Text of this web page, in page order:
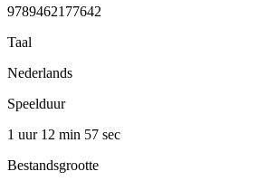
9789462177642
Taal
Nederlands
Speelduur
1 uur 12 min 57 sec
Bestandsgrootte